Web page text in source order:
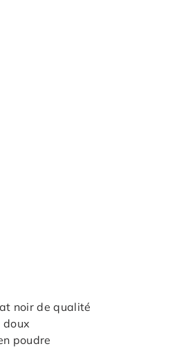
noir de qualité
doux
poudre